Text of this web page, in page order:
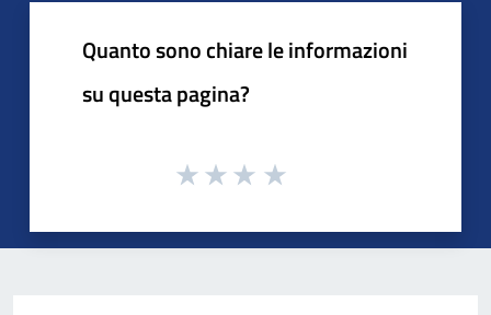
Quanto sono chiare le informazioni
su questa pagina?